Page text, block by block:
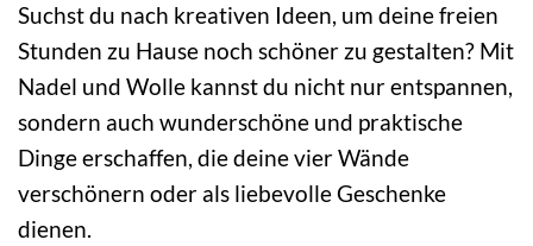
Suchst du nach kreativen Ideen, um deine freien
Stunden zu Hause noch schöner zu gestalten? Mit
Nadel und Wolle kannst du nicht nur entspannen,
sondern auch wunderschöne und praktische
Dinge erschaffen, die deine vier Wände
verschönern oder als liebevolle Geschenke
dienen.